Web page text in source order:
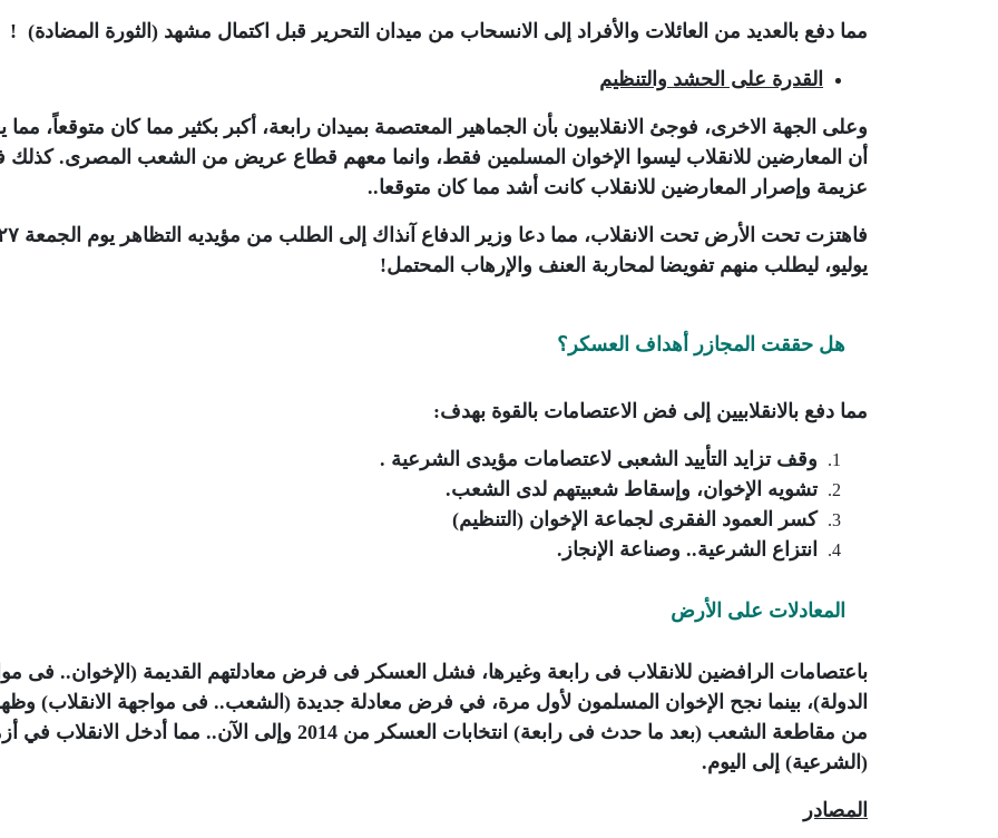
مما دفع بالعديد من العائلات والأفراد إلى الانسحاب من ميدان التحرير قبل اكتمال مشهد (الثورة المضادة) !
القدرة على الحشد والتنظيم
وعلى الجهة الاخرى، فوجئ الانقلابيون بأن الجماهير المعتصمة بميدان رابعة، أكبر بكثير مما كان متوقعاً، مما
أن المعارضين للانقلاب ليسوا الإخوان المسلمين فقط، وانما معهم قطاع عريض من الشعب المصرى. كذلك
عزيمة وإصرار المعارضين للانقلاب كانت أشد مما كان متوقعا..
فاهتزت تحت الأرض تحت الانقلاب، مما دعا وزير الدفاع آنذاك إلى الطلب
يوليو، ليطلب منهم تفويضا لمحاربة العنف والإرهاب المحتمل!
هل حققت المجازر أهداف العسكر؟
مما دفع بالانقلابيين إلى فض الاعتصامات بالقوة بهدف:
وقف تزايد التأييد الشعبى لاعتصامات مؤيدى الشرعية .
تشويه الإخوان، وإسقاط شعبيتهم لدى الشعب.
كسر العمود الفقرى لجماعة الإخوان (التنظيم)
انتزاع الشرعية.. وصناعة الإنجاز.
المعادلات على الأرض
باعتصامات الرافضين للانقلاب فى رابعة وغيرها، فشل العسكر فى فرض معادلتهم القديمة (الإخوان.. فى
الدولة)، بينما نجح الإخوان المسلمون لأول مرة، في فرض معادلة جديدة (الشعب.. فى مواجهة الانقلاب)
من مقاطعة الشعب (بعد ما حدث فى رابعة) انتخابات العسكر من 2014 وإلى الآن.. مما أدخل الانقلاب
(الشرعية) إلى اليوم.
المصادر